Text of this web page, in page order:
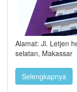
Alamat: Jl. Letjen
selatan, Makassar
Selengkapnya